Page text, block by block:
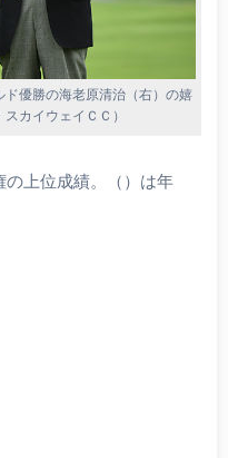
優勝の海老原清治（右）の嬉
カイウェイＣＣ）
の上位成績。（）は年